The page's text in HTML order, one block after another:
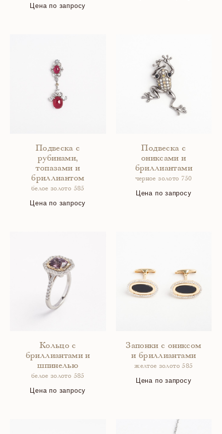
Цена по запросу
Подвеска с
рубинами,
топазами и
бриллиантом
белое золото 585
Цена по запросу
Подвеска с
ониксами и
бриллиантами
черное золото 750
Цена по запросу
Кольцо с
бриллиантами и
шпинелью
белое золото 585
Цена по запросу
Запонки с ониксом
и бриллиантами
желтое золото 585
Цена по запросу